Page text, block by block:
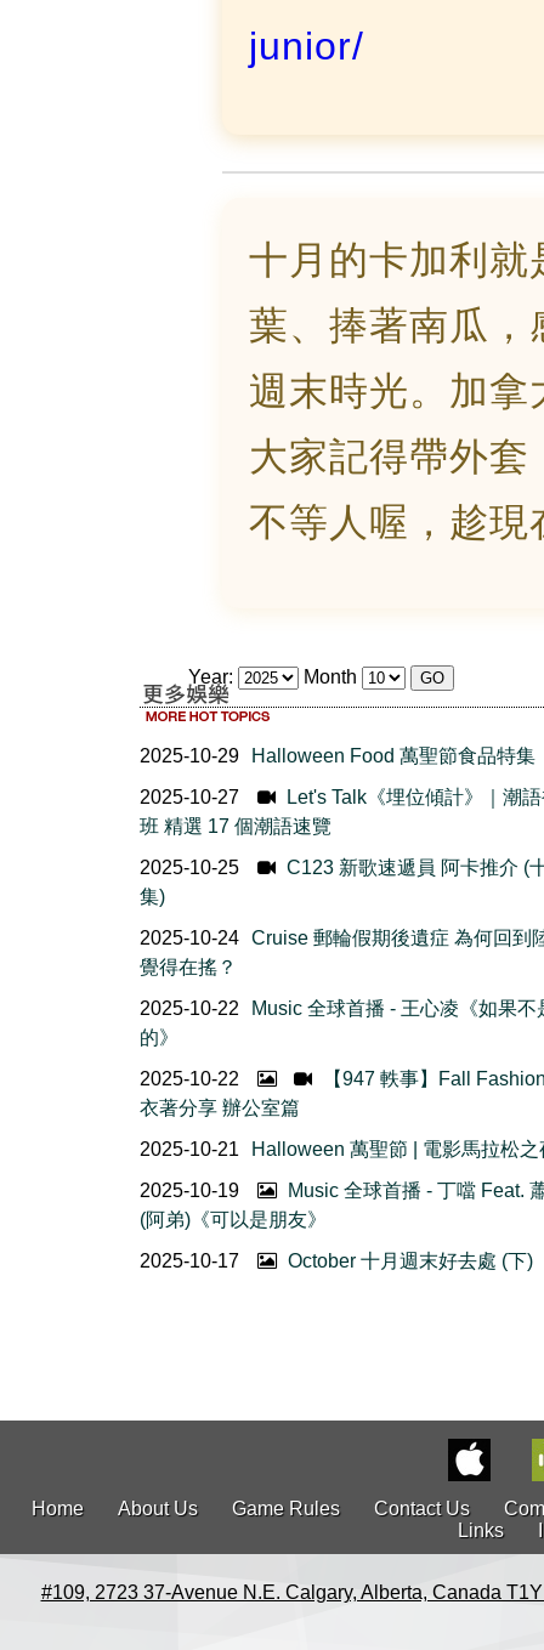
junior/
十月的卡加利就
葉、捧著南瓜，
週末時光。加
大家記得帶外
不等人喔，趁現
Year: Month
2025-10-29
Halloween Food 萬聖節食品特集
2025-10-27
Let's Talk《埋位傾計》｜潮
班 精選 17 個潮語速覽
2025-10-25
C123 新歌速遞員 阿卡推介 (
集)
2025-10-24 Cruise 郵輪假期後遺症 為何回到
覺得在搖？
2025-10-22
Music 全球首播 - 王心凌《如果不
的》
2025-10-22
【947 軼事】Fall
衣著分享 辦公室篇
2025-10-21
Halloween 萬聖節 | 電影馬拉松之
2025-10-19
Music 全球首播 - 丁噹 Feat.
(阿弟)《可以是朋友》
2025-10-17
October 十月週末好去處 (下)
Home About Us Game Rules Contact Us
Links
#109, 2723 37-Avenue N.E. Calgary, Alberta, Canada